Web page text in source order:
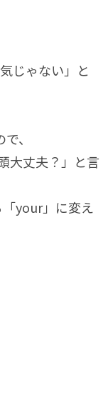
じゃない」と
、
大丈夫？」と言
「your」に変え